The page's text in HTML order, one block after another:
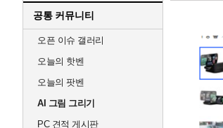
공통 커뮤니티
오픈 이슈 갤러리
오늘의 핫벤
오늘의 팟벤
AI 그림 그리기
PC 견적 게시판